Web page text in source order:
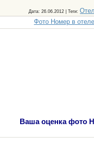
Дата: 26.06.2012 |Теги:
Фото Номер в
Ваша оценка фото